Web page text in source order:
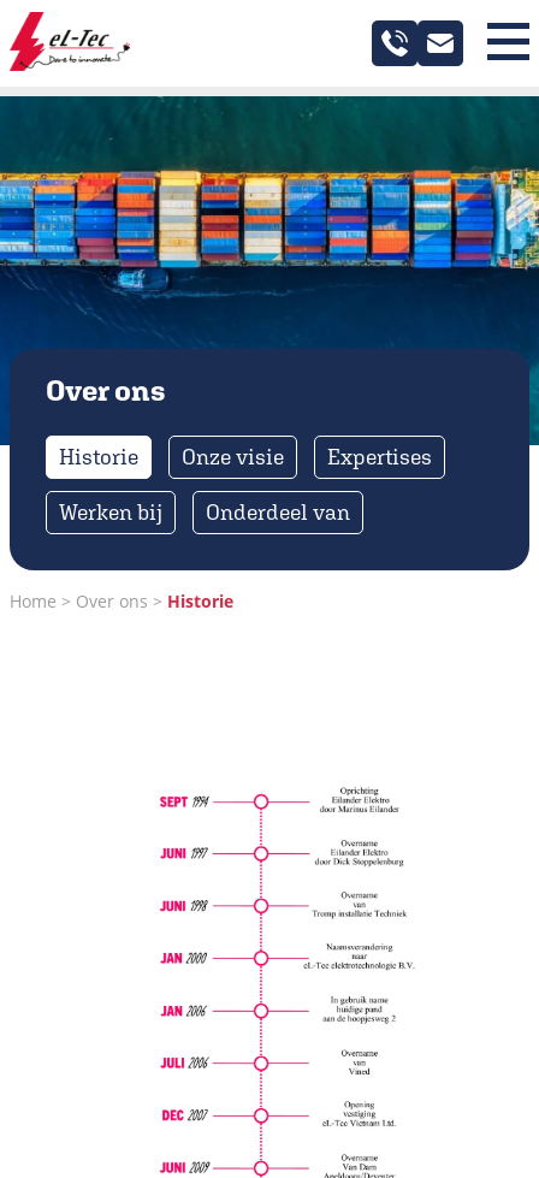
Maritiem
Service
Projecten
Over ons
Nieuws
Contact
Over ons
Historie Onze visie Expertises
Werken bij Onderdeel van
Home Over ons Historie